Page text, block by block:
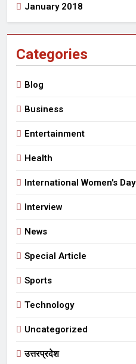
January 2018
Categories
Blog
Business
Entertainment
Health
International Women's Day
Interview
News
Special Article
Sports
Technology
Uncategorized
उत्तरप्रदेश